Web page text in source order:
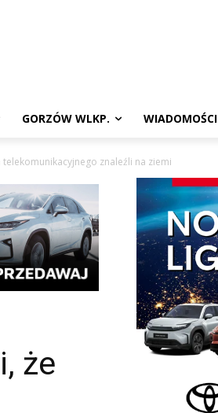
GORZÓW WLKP. WIADOMOŚCI
znaleźli na ziemi
że